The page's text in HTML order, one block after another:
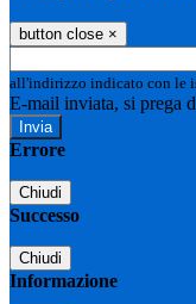
button close ×
all'indirizzo indicato con le
E-mail inviata, si prega
Errore
Chiudi
Successo
Chiudi
Informazione